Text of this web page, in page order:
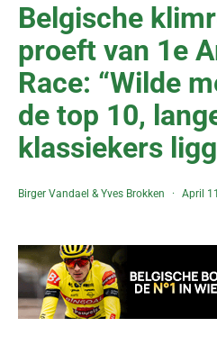
Belgische
proeft van 1e
Race: “Wilde
de top 10,
klassiekers
Birger Vandael &Yves Brokken April